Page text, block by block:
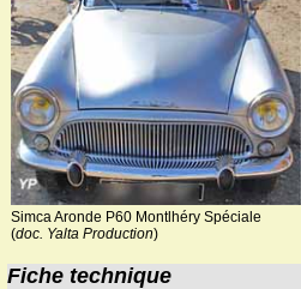
Simca Aronde P60 Montlhéry Spéciale
(doc. Yalta Production)
Fiche technique